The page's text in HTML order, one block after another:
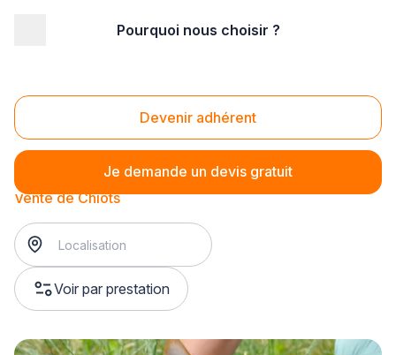
Pourquoi nous choisir ?
Devenir adhérent
Je demande un devis gratuit
Vente de Chiots
Vente de Chiots
Voir par prestation